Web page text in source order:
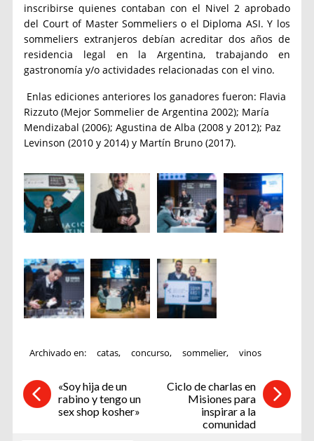
inscribirse quienes contaban con el Nivel 2 aprobado
del Court of Master Sommeliers o el Diploma ASI. Y los
sommeliers extranjeros debían acreditar dos años de
residencia legal en la Argentina, trabajando en
gastronomía y/o actividades relacionadas con el vino.
Enlas ediciones anteriores los ganadores fueron: Flavia
Rizzuto (Mejor Sommelier de Argentina 2002); María
Mendizabal (2006); Agustina de Alba (2008 y 2012); Paz
Levinson (2010 y 2014) y Martín Bruno (2017).
Archivado en: catas, concurso, sommelier, vinos
«Soy hija de un
rabino y tengo un
sex shop kosher»
Ciclo de charlas en
Misiones para
inspirar a la
comunidad